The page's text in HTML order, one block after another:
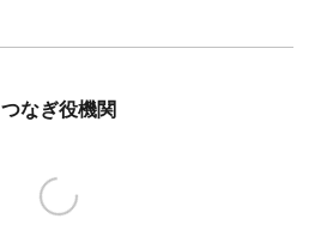
つなぎ役機関